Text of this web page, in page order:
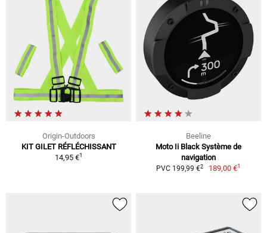
Origin-Outdoors
KIT GILET RÉFLÉCHISSANT
14,95 €1
Beeline
Moto Ii Black Système de
navigation
PVC 199,99 €2 189,00 €1